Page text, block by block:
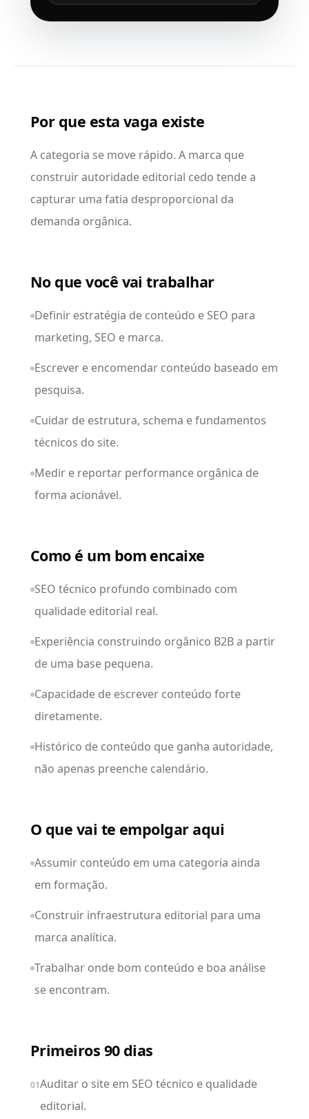
Por que esta vaga existe
A categoria se move rápido. A marca que
construir autoridade editorial cedo tende a
capturar uma fatia desproporcional da
demanda orgânica.
No que você vai trabalhar
Definir estratégia de conteúdo e SEO para
marketing, SEO e marca.
Escrever e encomendar conteúdo baseado em
pesquisa.
Cuidar de estrutura, schema e fundamentos
técnicos do site.
Medir e reportar performance orgânica de
forma acionável.
Como é um bom encaixe
SEO técnico profundo combinado com
qualidade editorial real.
Experiência construindo orgânico B2B a partir
de uma base pequena.
Capacidade de escrever conteúdo forte
diretamente.
Histórico de conteúdo que ganha autoridade,
não apenas preenche calendário.
O que vai te empolgar aqui
Assumir conteúdo em uma categoria ainda
em formação.
Construir infraestrutura editorial para uma
marca analítica.
Trabalhar onde bom conteúdo e boa análise
se encontram.
Primeiros 90 dias
01Auditar o site em SEO técnico e qualidade
editorial.